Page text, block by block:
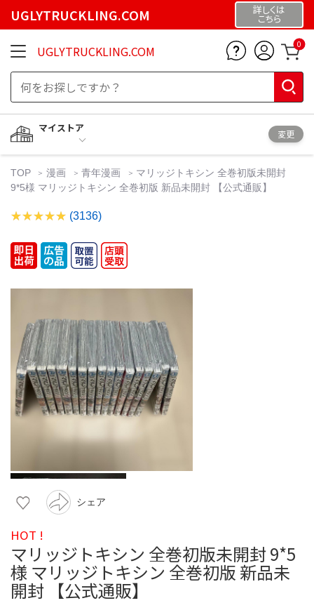
UGLYTRUCKLING.COM 詳しくは
こちら
UGLYTRUCKLING.COM 0
マイストア
変更
TOP 漫画 青年漫画
マリッジトキシン 全巻初版未開封
9*5様 マリッジトキシン 全巻初版 新品未開封 【公式通販】
(3136)
シェア
HOT !
マリッジトキシン 全巻初版未開封 9*5
様 マリッジトキシン 全巻初版 新品未
開封 【公式通販】